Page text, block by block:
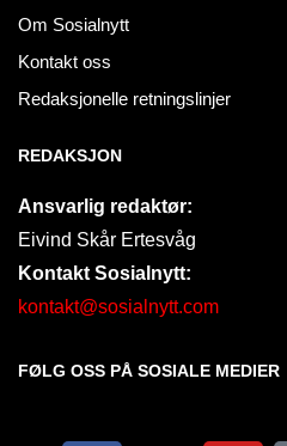
Om Sosialnytt
Kontakt oss
Redaksjonelle retningslinjer
REDAKSJON
Ansvarlig redaktør:
Eivind Skår Ertesvåg
Kontakt Sosialnytt:
kontakt@sosialnytt.com
FØLG OSS PÅ SOSIALE MEDIER​